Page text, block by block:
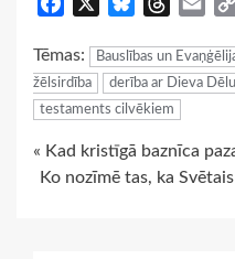
Facebook BlueskyThreads
Tēmas: Bauslības un
žēlsirdība
derība ar Dieva Dēlu
testaments cilvēkiem
Continue
« Kad kristīgā baznīca
Ko nozīmē tas, ka